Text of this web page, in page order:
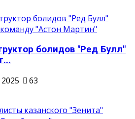
болидов "Ред Булл"
63